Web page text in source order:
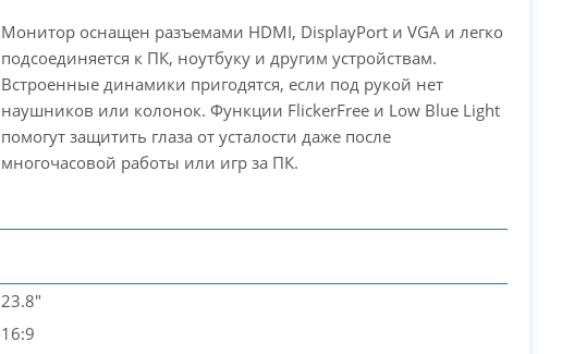
Монитор оснащен разъемами HDMI, DisplayPort и VGA и легко
подсоединяется к ПК, ноутбуку и другим устройствам.
Встроенные динамики пригодятся, если под рукой нет
наушников или колонок. Функции FlickerFree и Low Blue Light
помогут защитить глаза от усталости даже после
многочасовой работы или игр за ПК.
23.8"
16:9